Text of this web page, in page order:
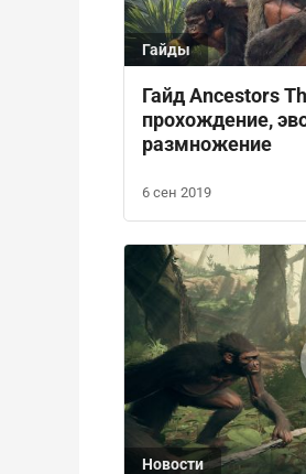
Гайды
Гайд Ancestors
прохождение,
размножение
6 сен 2019
Новости